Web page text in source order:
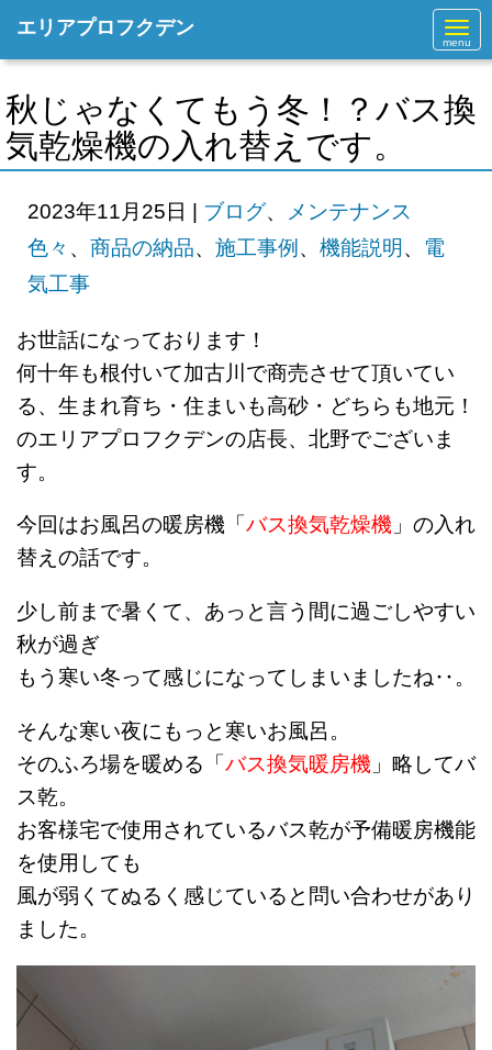
N
a
v
g
a
o
エリアプロフクデン
秋じゃなくてもう冬！？バス換
気乾燥機の入れ替えです。
2023年11月25日 | ブログ、
メンテナンス
色々 、 商品の納品、 施工事例、 機能説明 、 電
気工事
お世話になっております！
何十年も根付いて加古川で商売させて頂いてい
る、生まれ育ち・住まいも高砂・どちらも地元！
のエリアプロフクデンの店長、北野でございま
す。
今回はお風呂の暖房機「 バス換気乾燥機 」の入れ
替えの話です。
少し前まで暑くて、あっと言う間に過ごしやすい
秋が過ぎ
もう寒い冬って感じになってしまいましたね‥。
そんな寒い夜にもっと寒いお風呂。
そのふろ場を暖める「バス換気暖房機 」略してバ
ス乾。
お客様宅で使用されているバス乾が予備暖房機能
を使用しても
風が弱くてぬるく感じていると問い合わせがあり
ました。